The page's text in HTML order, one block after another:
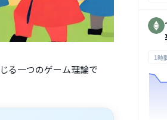
る一つのゲーム理論で
1時